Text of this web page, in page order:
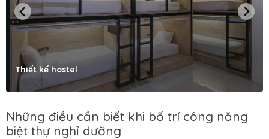
Thiết kế hostel
Những điều cần biết khi bố trí công năng
biệt thự nghỉ dưỡng